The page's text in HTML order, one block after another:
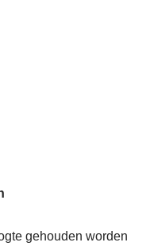
gehouden worden